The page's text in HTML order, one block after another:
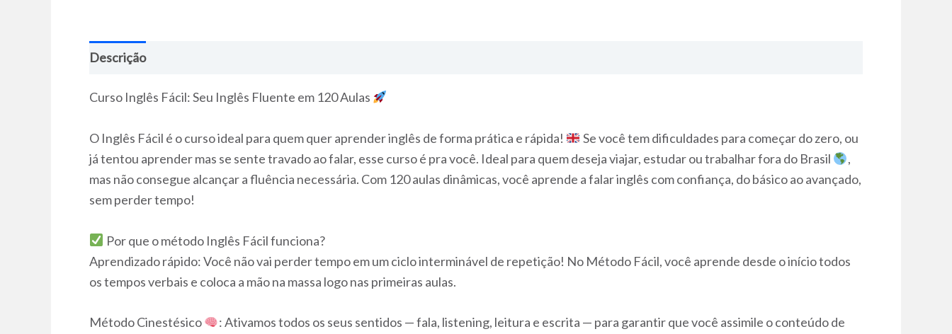
Descrição
Curso Inglês Fácil: Seu Inglês Fluente em 120 Aulas
O Inglês Fácil é o curso ideal para quem quer aprender inglês de forma prática e rápida!
Se você tem dificuldades para começar do zero, ou
já tentou aprender mas se sente travado ao falar, esse curso é pra você. Ideal para quem deseja viajar, estudar ou trabalhar fora do Brasil
,
mas não consegue alcançar a fluência necessária. Com 120 aulas dinâmicas, você aprende a falar inglês com confiança, do básico ao avançado,
sem perder tempo!
Por que o método Inglês Fácil funciona?
Aprendizado rápido: Você não vai perder tempo em um ciclo interminável de repetição! No Método Fácil, você aprende desde o início todos
os tempos verbais e coloca a mão na massa logo nas primeiras aulas.
Método Cinestésico
: Ativamos todos os seus sentidos — fala, listening, leitura e escrita — para garantir que você assimile o conteúdo de